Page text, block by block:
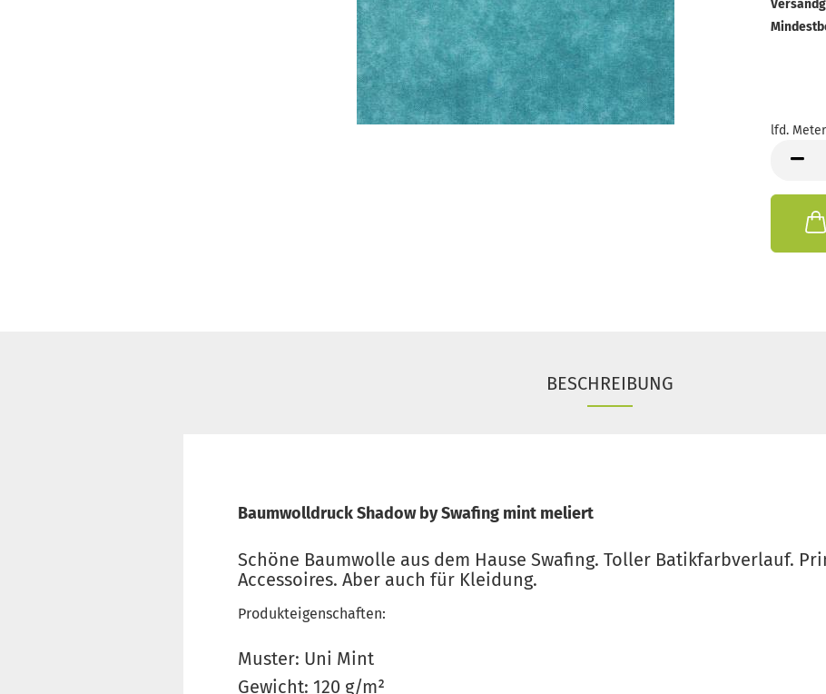
lfd.
BESCHREIBUNG
Baumwolldruck Shadow by Swafing mint meliert
Schöne Baumwolle aus dem Hause Swafing. Toller Batikfarbverlauf.
Accessoires. Aber auch für Kleidung.
Produkteigenschaften:
Muster: Uni Mint
Gewicht: 120 g/m²